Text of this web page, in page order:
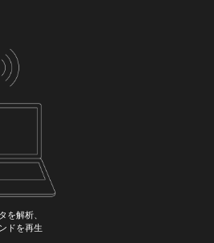
を解析、
ドを再生